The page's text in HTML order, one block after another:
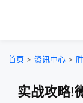
首页 > 资讯中心 >
实战攻略!